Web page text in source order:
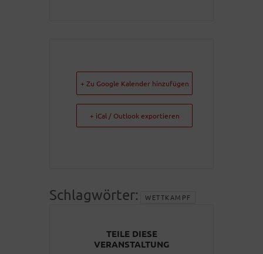
+ Zu Google Kalender hinzufügen
+ iCal / Outlook exportieren
Schlagwörter: WETTKAMPF
TEILE DIESE
VERANSTALTUNG